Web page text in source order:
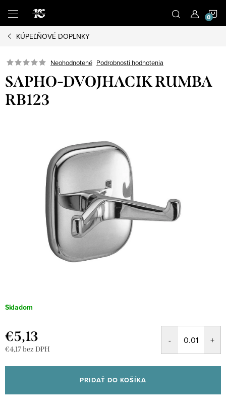
obsah
KÚPEĽŇOVÉ DOPLNKY
Neohodnotené Podrobnosti hodnotenia
SAPHO-DVOJHACIK RUMBA
RB123
Skladom
€5,13
€4,17 bez DPH
cena:
PRIDAŤ DO KOŠÍKA